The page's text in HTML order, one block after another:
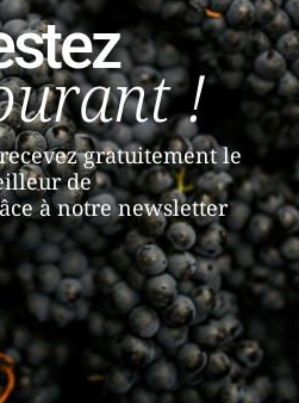
!
gratuitement le
de
à notre newsletter